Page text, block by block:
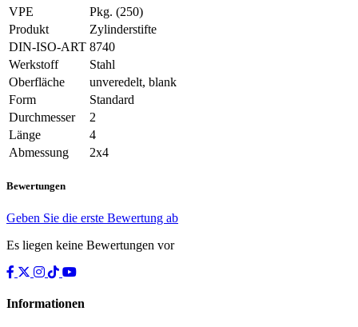
VPE
Pkg. (250)
Produkt
Zylinderstifte
DIN-ISO-ART 8740
Werkstoff
Stahl
Oberfläche
unveredelt, blank
Form
Standard
Durchmesser
2
Länge
4
Abmessung
2x4
Bewertungen
Geben Sie die erste Bewertung ab
Es liegen keine Bewertungen vor
Informationen